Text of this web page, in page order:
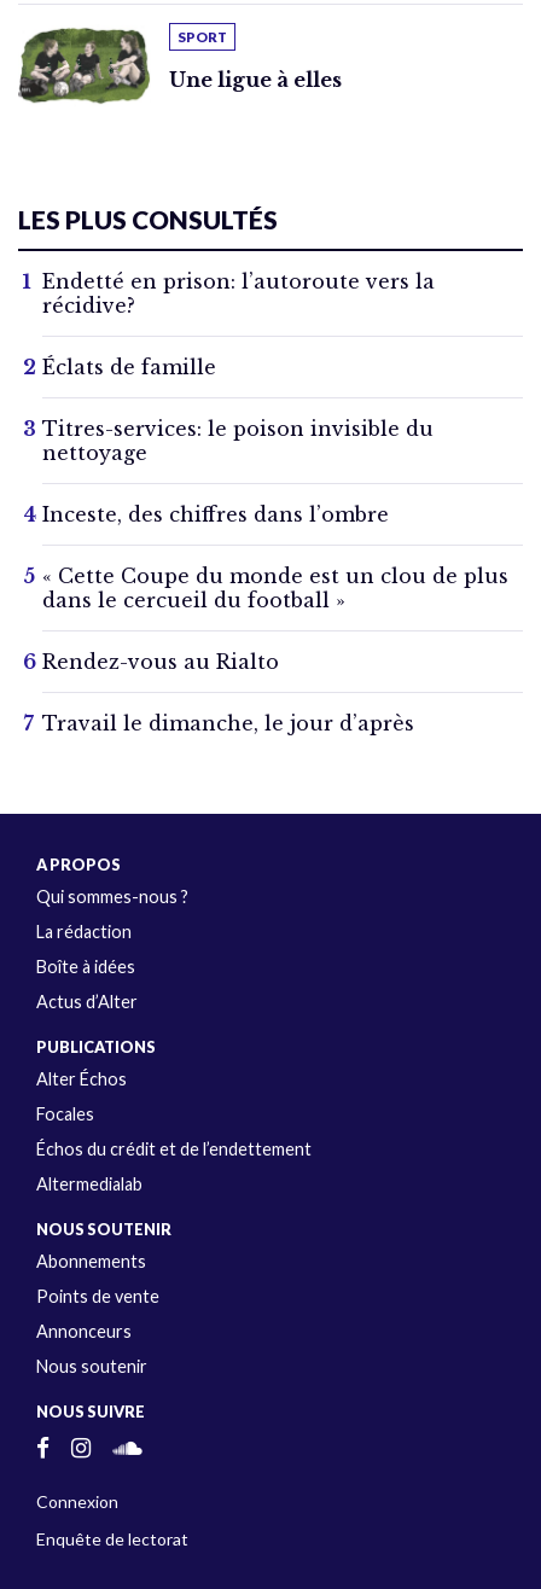
SPORT
Une ligue à elles
LES PLUS CONSULTÉS
Endetté en prison: l’autoroute vers la
récidive?
Éclats de famille
Titres-services: le poison invisible du
nettoyage
Inceste, des chiffres dans l’ombre
« Cette Coupe du monde est un clou de plus
dans le cercueil du football »
Rendez-vous au Rialto
Travail le dimanche, le jour d’après
A PROPOS
Qui sommes-nous ?
La rédaction
Boîte à idées
Actus d’Alter
PUBLICATIONS
Alter Échos
Focales
Échos du crédit et de l’endettement
Altermedialab
NOUS SOUTENIR
Abonnements
Points de vente
Annonceurs
Nous soutenir
NOUS SUIVRE
Connexion
Enquête de lectorat